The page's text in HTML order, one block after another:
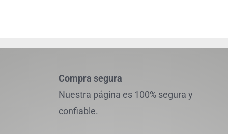
Compra segura
Nuestra página es 100% segura y
confiable.